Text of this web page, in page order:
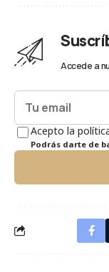
Accede a
Acepto la
Podrás darte de